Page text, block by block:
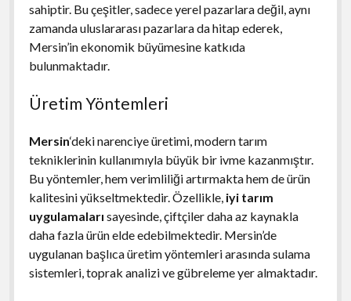
sahiptir. Bu çeşitler, sadece yerel pazarlara değil, aynı
zamanda uluslararası pazarlara da hitap ederek,
Mersin’in ekonomik büyümesine katkıda
bulunmaktadır.
Üretim Yöntemleri
Mersin‘deki narenciye üretimi, modern tarım
tekniklerinin kullanımıyla büyük bir ivme kazanmıştır.
Bu yöntemler, hem verimliliği artırmakta hem de ürün
kalitesini yükseltmektedir. Özellikle, iyi tarım
uygulamaları sayesinde, çiftçiler daha az kaynakla
daha fazla ürün elde edebilmektedir. Mersin’de
uygulanan başlıca üretim yöntemleri arasında sulama
sistemleri, toprak analizi ve gübreleme yer almaktadır.